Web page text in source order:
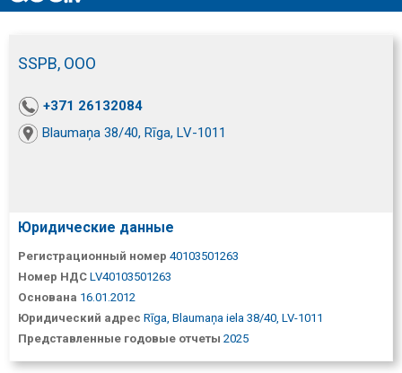
SSPB, ООО
+371 26132084
Blaumaņa 38/40, Rīga, LV-1011
Юридические данные
Регистрационный номер 40103501263
Номер НДС LV40103501263
Основана 16.01.2012
Юридический адрес Rīga, Blaumaņa iela 38/40, LV-1011
Представленные годовые отчеты 2025